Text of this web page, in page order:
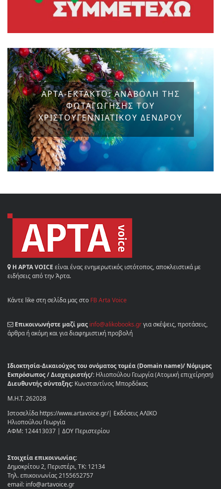
ΑΡΤΑ-ΕΚΤΑΚΤΟ: ΑΝΑΒΟΛΗ ΤΗΣ
ΦΩΤΑΓΩΓΗΣΗΣ ΤΟΥ
ΧΡΙΣΤΟΥΓΕΝΝΙΑΤΙΚΟΥ ΔΕΝΔΡΟΥ
Η ΑΡΤΑ VOICE είναι ένας ενημερωτικός ιστότοπος, αποκλειστικά με
ειδήσεις από την Άρτα.
Κάντε like στη σελίδα μας στο FB Arta Voice
Επικοινωνήστε μαζί μας info@alikobooks.grγια σκέψεις, προτάσεις,
άρθρα ή ακόμη και για διαφημιστική προβολή
Ιδιοκτησία-Δικαιούχος του ονόματος τομέα (Domain name)/ Νόμιμος
Εκπρόσωπος / Διαχειριστής/: Ηλιοπούλου Γεωργία (Ατομική επιχείρηση)
Διευθυντής σύνταξης: Κωνσταντίνος Μπορδόκας
Μ.Η.Τ. 262028
Ιστοσελίδα https://www.artavoice.gr/| Εκδόσεις ΑΛΙΚΟ
Ηλιοπούλου Γεωργία
ΑΦΜ: 124413037 | ΔΟΥ Περιστερίου
Στοιχεία επικοινωνίας:
Δημοκρίτου 2, Περιστέρι, ΤΚ: 12134
Τηλ. επικοινωνίας 2155652757
email: info@artavoice.gr